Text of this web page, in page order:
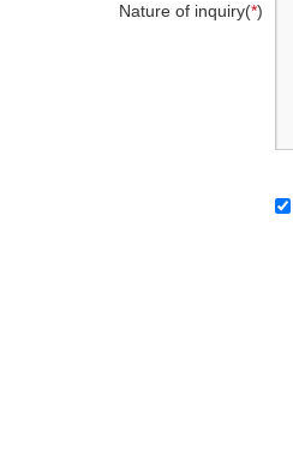
Nature of inquiry(*)